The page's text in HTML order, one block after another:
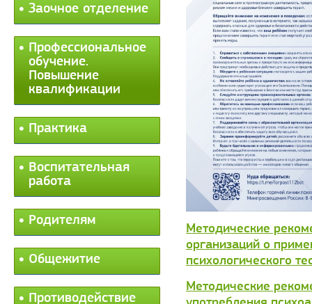
Заочное отделение
Профессиональное
обучение.
Повышение
квалификации
Практика
Воспитательная
работа
Родителям
Общежитие
Противодействие
Методические
организаций о
психологического
Методические